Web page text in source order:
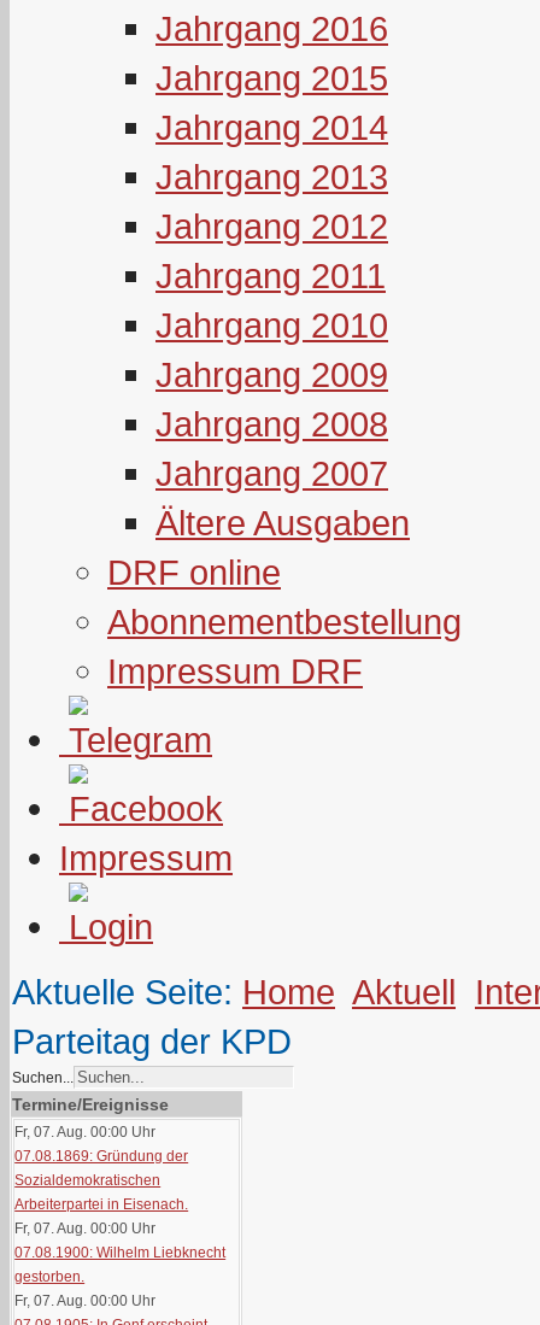
Jahrgang 2016
Jahrgang 2015
Jahrgang 2014
Jahrgang 2013
Jahrgang 2012
Jahrgang 2011
Jahrgang 2010
Jahrgang 2009
Jahrgang 2008
Jahrgang 2007
Ältere Ausgaben
DRF online
Abonnementbestellung
Impressum DRF
Impressum
Aktuelle Seite: Home Aktuell
Parteitag der KPD
Suchen...
Termine/Ereignisse
Fr, 07. Aug. 00:00 Uhr
07.08.1869: Gründung der
Sozialdemokratischen
Arbeiterpartei in Eisenach.
Fr, 07. Aug. 00:00 Uhr
07.08.1900: Wilhelm Liebknecht
gestorben.
Fr, 07. Aug. 00:00 Uhr